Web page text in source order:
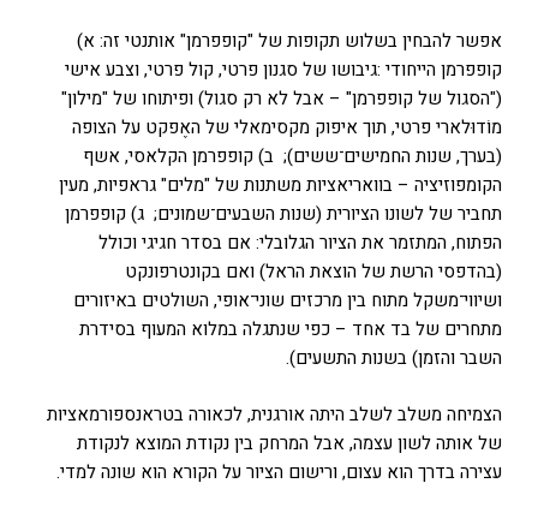
אפשר להבחין בשלוש תקופות של "קופפרמן" אותנטי זה: א)
קופפרמן הייחודי :גיבושו של סגנון פרטי, קול פרטי, וצבע אישי
("הסגול של קופפרמן" – אבל לא רק סגול) ופיתוחו של "מילון"
מוֹדוּלארי פרטי, תוך איפוק מקסימאלי של האֶפקט על הצופה
(בערך, שנות החמישים־ששים); ב) קופפרמן הקלאסי, אשף
הקומפוזיציה – בוואריאציות משתנות של "מלים" גראפיות, מעין
תחביר של לשונו הציורית (שנות השבעים־שמונים; ג) קופפרמן
הפתוח, המתזמר את הציור הגלובלי: אם בסדר חגיגי וכולל
(בהדפסי הרשת של הוצאת הראל) ואם בקונטרפונקט
ושיווי־משקל מתוח בין מרכזים שוני־אופי, השולטים באיזורים
מתחרים של בד אחד – כפי שנתגלה במלוא המעוף בסידרת
השבר והזמן) בשנות התשעים).
הצמיחה משלב לשלב היתה אורגנית, לכאורה בטראנספורמאציות
של אותה לשון עצמה, אבל המרחק בין נקודת המוצא לנקודת
עצירה בדרך הוא עצום, ורישום הציור על הקורא הוא שונה למדי.